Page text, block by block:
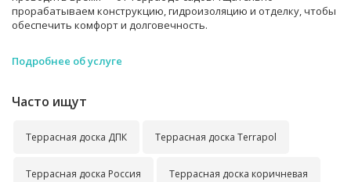
прорабатываем конструкцию, гидроизоляцию и отделку, чтобы
обеспечить комфорт и долговечность.
Подробнее об услуге
Часто ищут
Террасная доска ДПК Террасная доска Terrapol
Террасная доска Россия Террасная доска коричневая